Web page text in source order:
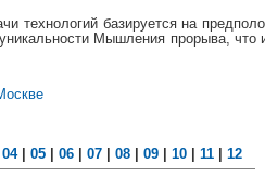
технологий базируется на
Мышления прорыва, что
04| 05 06 07 08 09 10 11 12